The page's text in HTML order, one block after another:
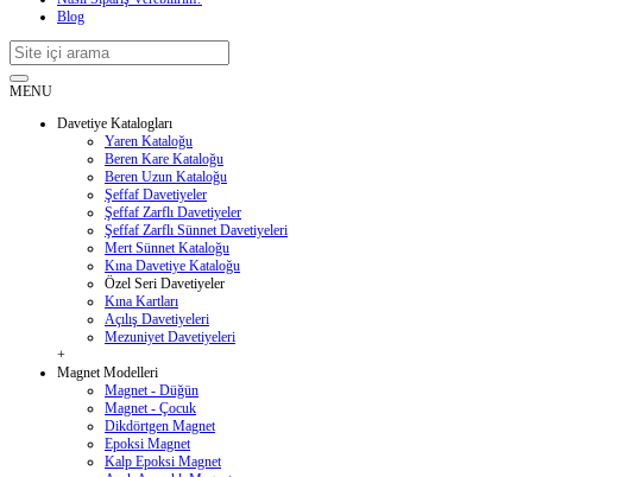
Blog
MENU
Davetiye Katalogları
Yaren Kataloğu
Beren Kare Kataloğu
Beren Uzun Kataloğu
Şeffaf Davetiyeler
Şeffaf Zarflı Davetiyeler
Şeffaf Zarflı Sünnet Davetiyeleri
Mert Sünnet Kataloğu
Kına Davetiye Kataloğu
Özel Seri Davetiyeler
Kına Kartları
Açılış Davetiyeleri
Mezuniyet Davetiyeleri
+
Magnet Modelleri
Magnet - Düğün
Magnet - Çocuk
Dikdörtgen Magnet
Epoksi Magnet
Kalp Epoksi Magnet